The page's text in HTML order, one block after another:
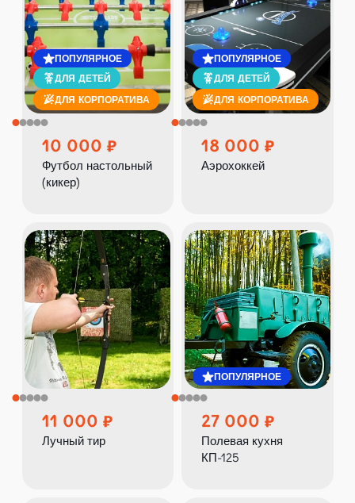
ПОПУЛЯРНОЕ
ДЛЯ ДЕТЕЙ
ДЛЯ КОРПОРАТИВА
10 000
Футбол настольный
(кикер)
ПОПУЛЯРНОЕ
ДЛЯ ДЕТЕЙ
ДЛЯ КОРПОРАТИВА
18 000
Аэрохоккей
11 000
Лучный тир
ПОПУЛЯРНОЕ
27 000
Полевая кухня
КП-125